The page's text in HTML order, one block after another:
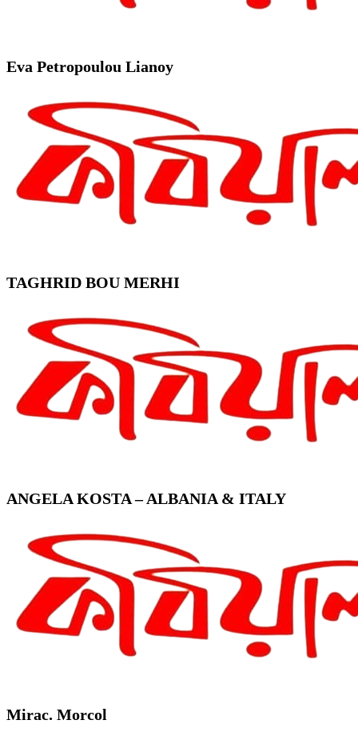
Eva Petropoulou Lianoy
TAGHRID BOU MERHI
ANGELA KOSTA – ALBANIA & ITALY
Mirac. Morcol